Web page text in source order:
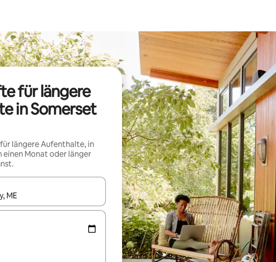
für längere
in Somerset
längere Aufenthalte, in
einen Monat oder länger
sind, navigiere mit den Pfeiltasten nach oben und unten oder erkunde die